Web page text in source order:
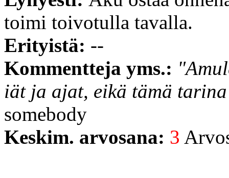
toimi toivotulla tavalla.
Erityistä: --
Kommentteja yms.:
iät ja ajat, eikä tämä
somebody
Keskim. arvosana: 3